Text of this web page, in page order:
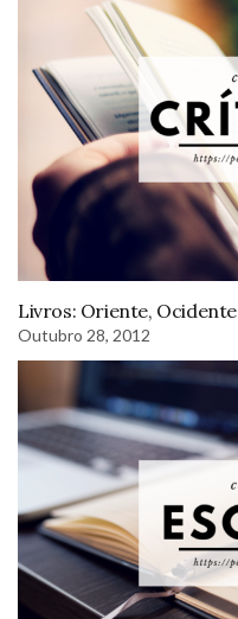
Livros: Oriente, Ocidente
Outubro 28, 2012